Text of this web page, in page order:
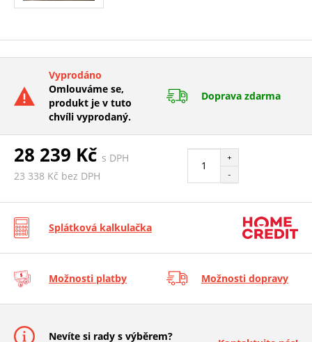
Vyprodáno
Omlouváme se,
produkt je v tuto
chvíli vyprodaný.
Doprava zdarma
28 239 Kč s DPH
23 338 Kč bez DPH
+
-
Splátková kalkulačka
Možnosti platby Možnosti dopravy
Nevíte si rady s výběrem?